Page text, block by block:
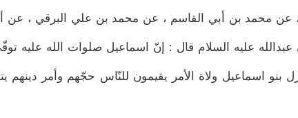
، عن محمد بن أبي القاسم ، عن محمد بن علي البرقي ، عن
عليه السلام قال : إنّ اسماعيل صلوات الله عليه
بنو اسماعيل ولاة الأمر يقيمون للنّاس حجّهم وأمر دينهم